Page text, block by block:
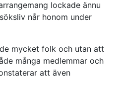
lockade ännu
når honom under
mycket folk och utan att
många medlemmar och
att även